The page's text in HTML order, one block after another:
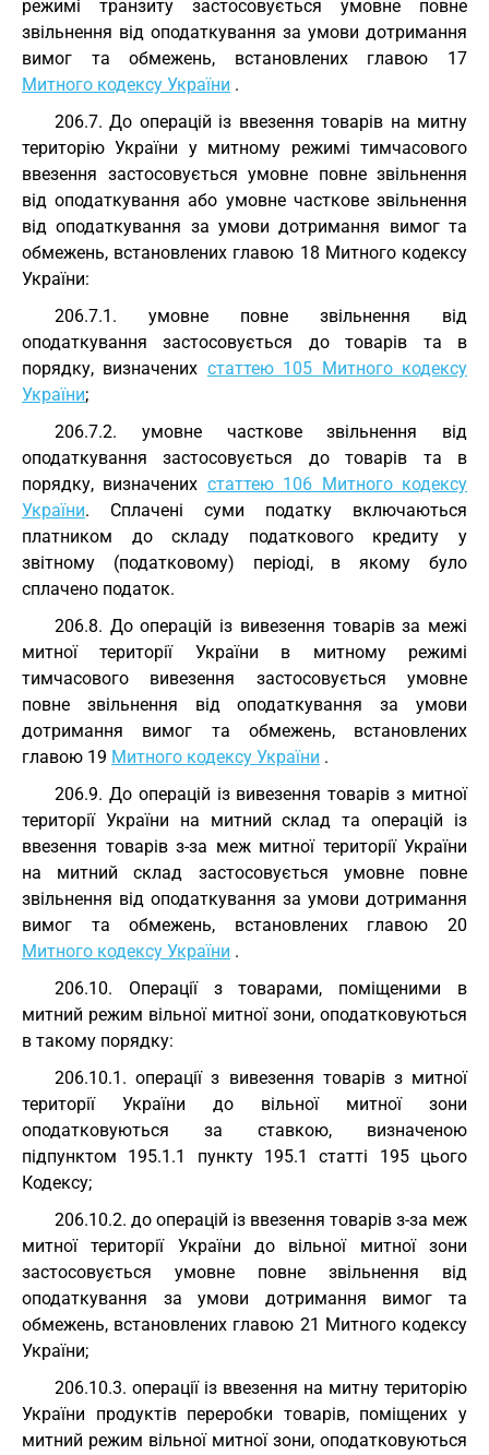
режимі транзиту застосовується умовне повне
звільнення від оподаткування за умови дотримання
вимог та обмежень, встановлених главою 17
Митного кодексу України .
206.7. До операцій із ввезення товарів на митну
територію України у митному режимі тимчасового
ввезення застосовується умовне повне звільнення
від оподаткування або умовне часткове звільнення
від оподаткування за умови дотримання вимог та
обмежень, встановлених главою 18 Митного кодексу
України:
206.7.1. умовне повне звільнення від
оподаткування застосовується до товарів та в
порядку, визначених статтею 105 Митного кодексу
України;
206.7.2. умовне часткове звільнення від
оподаткування застосовується до товарів та в
порядку, визначених статтею 106 Митного кодексу
України. Сплачені суми податку включаються
платником до складу податкового кредиту у
звітному (податковому) періоді, в якому було
сплачено податок.
206.8. До операцій із вивезення товарів за межі
митної території України в митному режимі
тимчасового вивезення застосовується умовне
повне звільнення від оподаткування за умови
дотримання вимог та обмежень, встановлених
главою 19 Митного кодексу України .
206.9. До операцій із вивезення товарів з митної
території України на митний склад та операцій із
ввезення товарів з-за меж митної території України
на митний склад застосовується умовне повне
звільнення від оподаткування за умови дотримання
вимог та обмежень, встановлених главою 20
Митного кодексу України .
206.10. Операції з товарами, поміщеними в
митний режим вільної митної зони, оподатковуються
в такому порядку:
206.10.1. операції з вивезення товарів з митної
території України до вільної митної зони
оподатковуються за ставкою, визначеною
підпунктом 195.1.1 пункту 195.1 статті 195 цього
Кодексу;
206.10.2. до операцій із ввезення товарів з-за меж
митної території України до вільної митної зони
застосовується умовне повне звільнення від
оподаткування за умови дотримання вимог та
обмежень, встановлених главою 21 Митного кодексу
України;
206.10.3. операції із ввезення на митну територію
України продуктів переробки товарів, поміщених у
митний режим вільної митної зони, оподатковуються